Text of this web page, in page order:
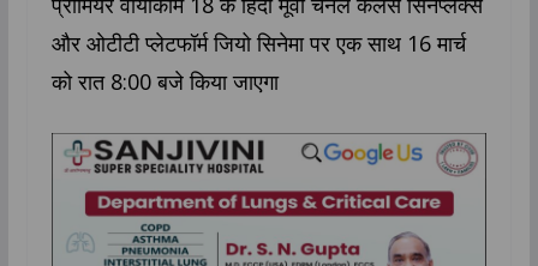
और ओटीटी प्लेटफॉर्म जियो सिनेमा पर एक साथ 16 मार्च
को रात 8:00 बजे किया जाएगा